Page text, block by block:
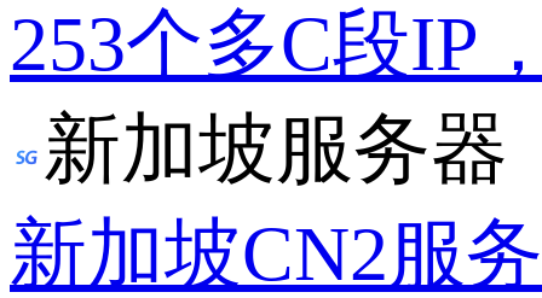
253个多C段IP
新加坡服务器
新加坡CN2服